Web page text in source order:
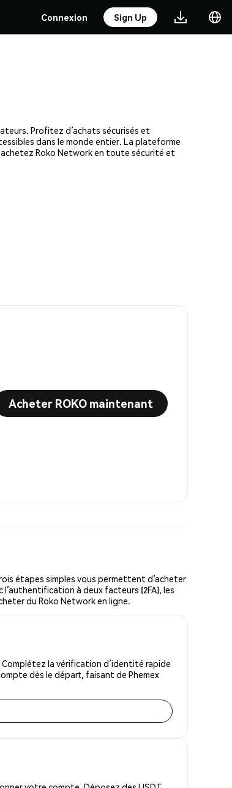
Connexion Sign Up
Profitez d’achats sécurisés et
dans le monde entier. La plateforme
Roko Network en toute sécurité et
Acheter ROKO maintenant
étapes simples vous permettent d’acheter
à deux facteurs (2FA), les
du Roko Network en ligne.
Complétez la vérification d’identité rapide
dès le départ, faisant de Phemex